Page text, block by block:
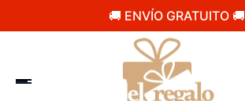
🚚 ENVÍO GRATUITO 🚚